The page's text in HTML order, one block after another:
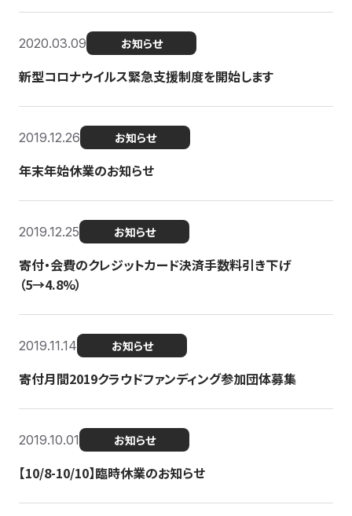
2020.03.09 お知らせ
新型コロナウイルス緊急支援制度を開始します
2019.12.26 お知らせ
年末年始休業のお知らせ
2019.12.25 お知らせ
寄付・会費のクレジットカード決済手数料引き下げ
（5→4.8%）
2019.11.14 お知らせ
寄付月間2019クラウドファンディング参加団体募集
2019.10.01 お知らせ
【10/8-10/10】臨時休業のお知らせ